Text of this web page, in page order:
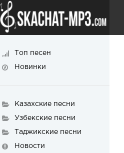
Топ песен
Новинки
Казахские песни
Узбекские песни
Таджикские песни
Новости